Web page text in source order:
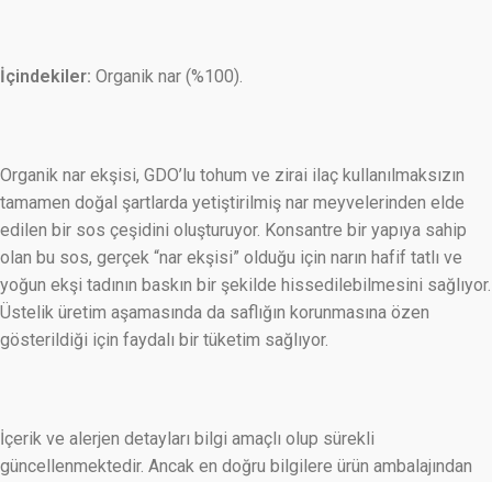
İçindekiler: Organik nar (%100).
Organik nar ekşisi, GDO’lu tohum ve zirai ilaç kullanılmaksızın
tamamen doğal şartlarda yetiştirilmiş nar meyvelerinden elde
edilen bir sos çeşidini oluşturuyor. Konsantre bir yapıya sahip
olan bu sos, gerçek “nar ekşisi” olduğu için narın hafif tatlı ve
yoğun ekşi tadının baskın bir şekilde hissedilebilmesini sağlıyor.
Üstelik üretim aşamasında da saflığın korunmasına özen
gösterildiği için faydalı bir tüketim sağlıyor.
İçerik ve alerjen detayları bilgi amaçlı olup sürekli
güncellenmektedir. Ancak en doğru bilgilere ürün ambalajından